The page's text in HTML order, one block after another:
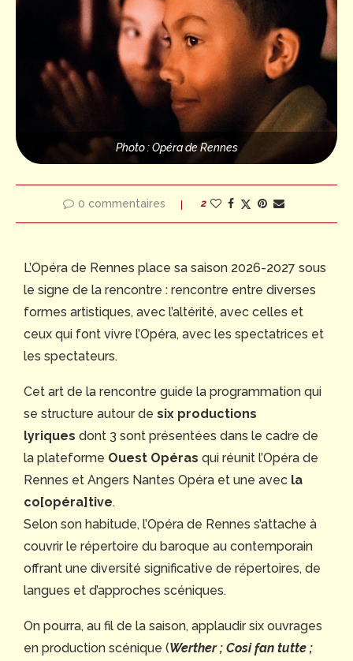
Photo : Opéra de Rennes
0 commentaires 2
L’Opéra de Rennes place sa saison 2026-2027 sous
le signe de la rencontre : rencontre entre diverses
formes artistiques, avec l’altérité, avec celles et
ceux qui font vivre l’Opéra, avec les spectatrices et
les spectateurs.
Cet art de la rencontre guide la programmation qui
se structure autour de six productions
lyriques dont 3 sont présentées dans le cadre de
la plateforme Ouest Opéras qui réunit l’Opéra de
Rennes et Angers Nantes Opéra et une avec la
co[opéra]tive.
Selon son habitude, l’Opéra de Rennes s’attache à
couvrir le répertoire du baroque au contemporain
offrant une diversité significative de répertoires, de
langues et d’approches scéniques.
On pourra, au fil de la saison, applaudir six ouvrages
en production scénique (Werther ; Cosi fan tutte ;